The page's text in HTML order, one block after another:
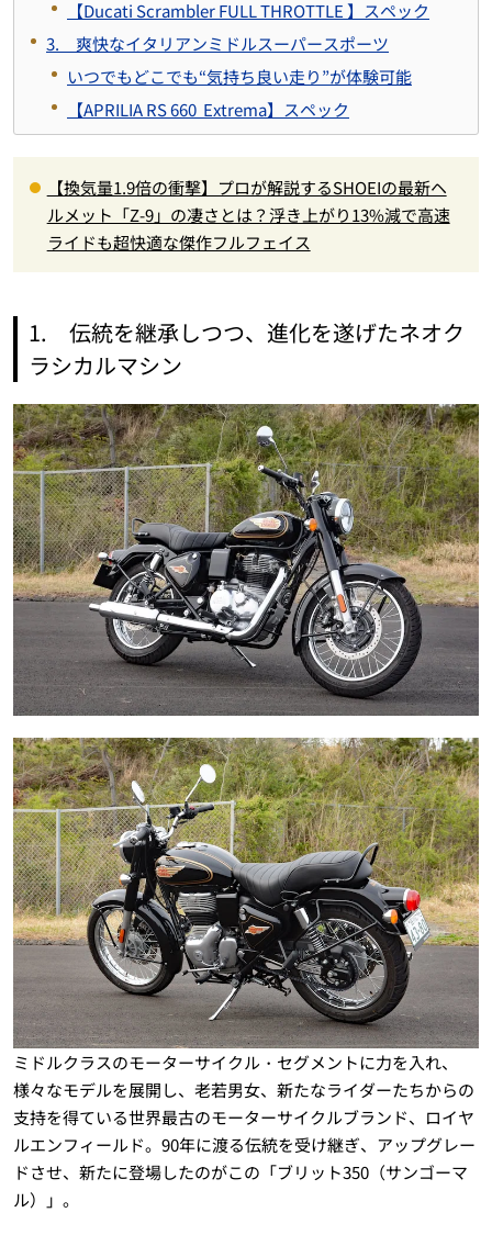
【Ducati Scrambler FULL THROTTLE 】スペック
3. 爽快なイタリアンミドルスーパースポーツ
いつでもどこでも“気持ち良い走り”が体験可能
【APRILIA RS 660 Extrema】スペック
【換気量1.9倍の衝撃】プロが解説するSHOEIの最新ヘ
ルメット「Z-9」の凄さとは？浮き上がり13%減で高速
ライドも超快適な傑作フルフェイス
1. 伝統を継承しつつ、進化を遂げたネオク
ラシカルマシン
ミドルクラスのモーターサイクル・セグメントに力を入れ、
様々なモデルを展開し、老若男女、新たなライダーたちからの
支持を得ている世界最古のモーターサイクルブランド、ロイヤ
ルエンフィールド。90年に渡る伝統を受け継ぎ、アップグレー
ドさせ、新たに登場したのがこの「ブリット350（サンゴーマ
ル）」。